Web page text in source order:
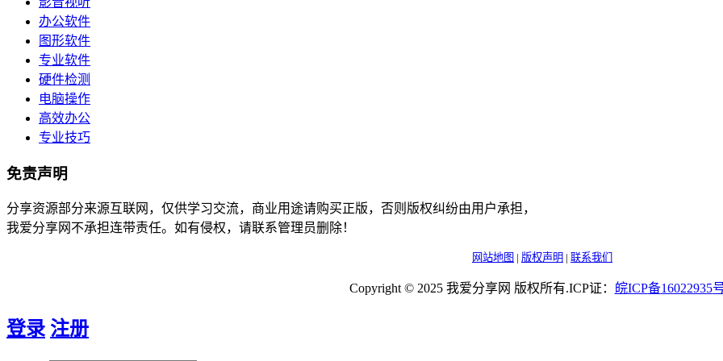
办公软件
图形软件
专业软件
硬件检测
电脑操作
高效办公
专业技巧
免责声明
分享资源部分来源互联网，仅供学习交流，商业用途请购买正版，否则版权纠纷由用户承担，
我爱分享网不承担连带责任。如有侵权，请联系管理员删除！
网站地图 | 版权声明 | 联系我们
Copyright © 2025 我爱分享网 版权所有.ICP证： 皖ICP备16022935
登录 注册